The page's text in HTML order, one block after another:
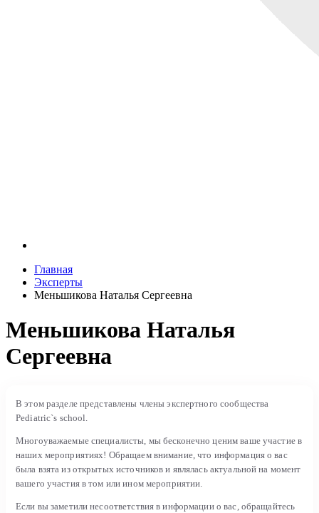
Главная
Эксперты
Меньшикова Наталья Сергеевна
Меньшикова Наталья
Сергеевна
В этом разделе представлены члены экспертного сообщества
Pediatric`s school.
Многоуважаемые специалисты, мы бесконечно ценим ваше участие в
наших мероприятиях! Обращаем внимание, что информация о вас
была взята из открытых источников и являлась актуальной на момент
вашего участия в том или ином мероприятии.
Если вы заметили несоответствия в информации о вас, обращайтесь